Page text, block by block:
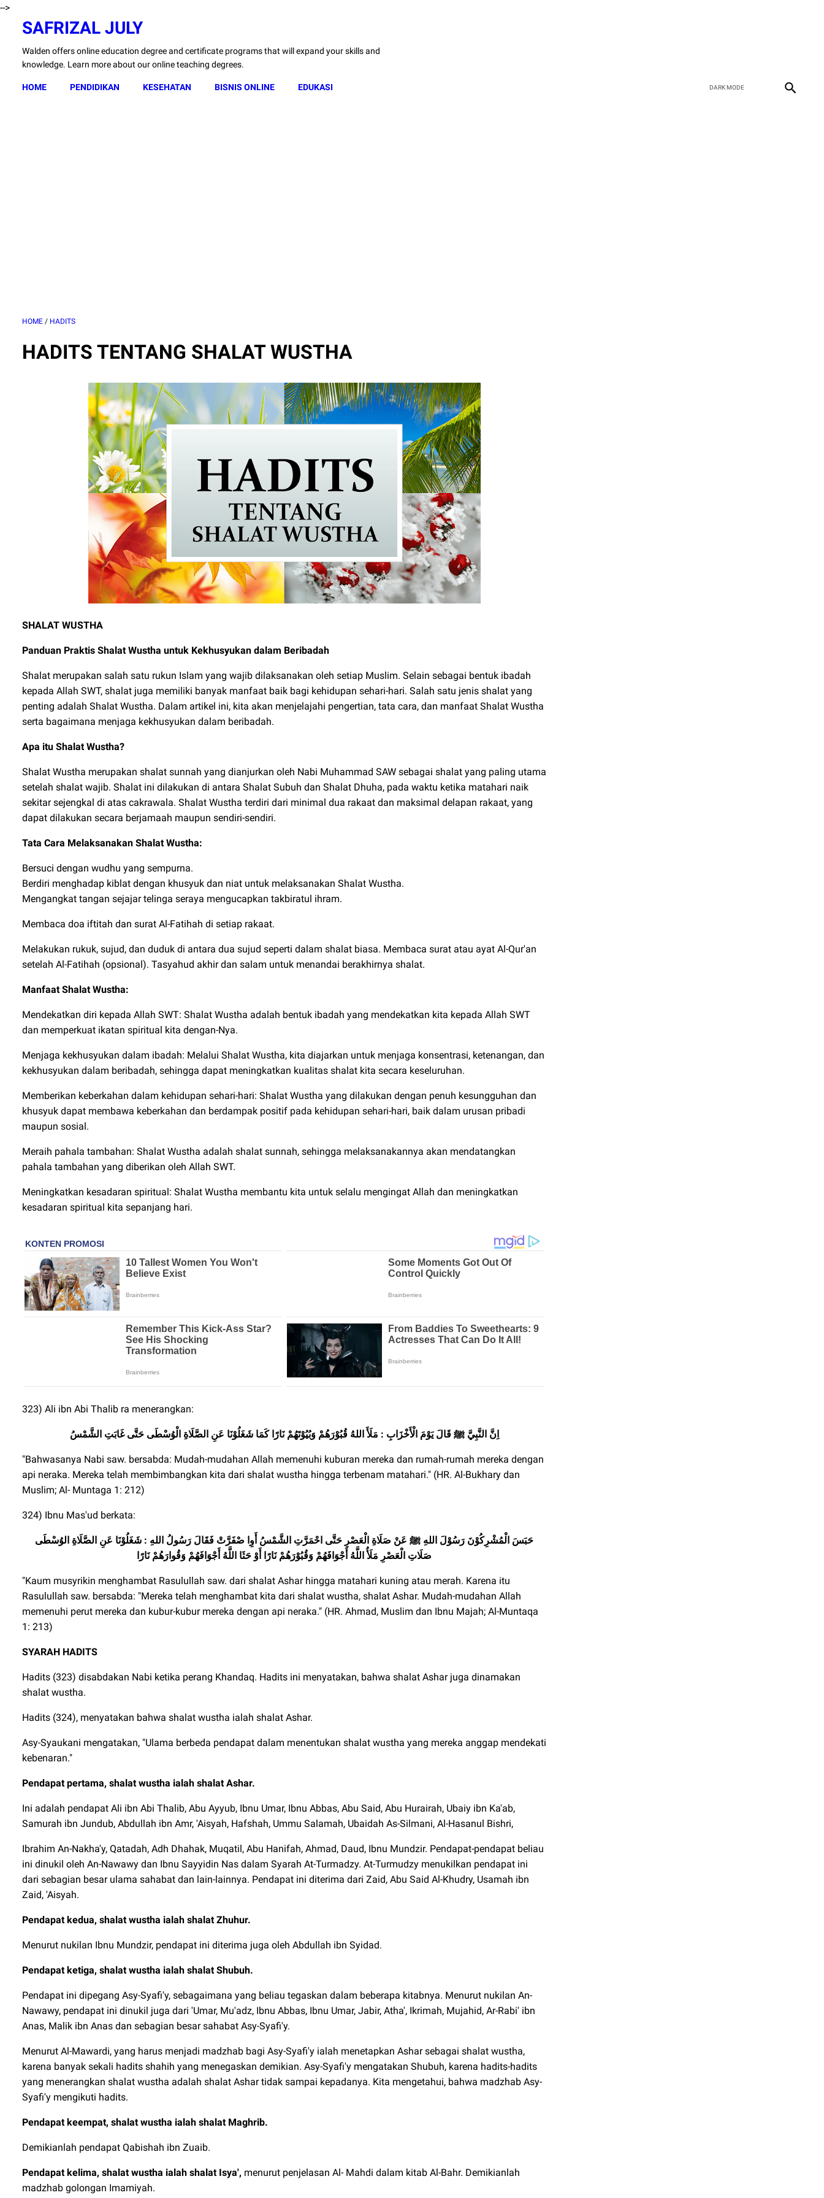
-->
SAFRIZAL JULY
Walden offers online education degree and certificate programs that will expand your skills and
knowledge. Learn more about our online teaching degrees.
HOME PENDIDIKAN KESEHATAN BISNIS ONLINE EDUKASI
HOME / HADITS
HADITS TENTANG SHALAT WUSTHA
SHALAT WUSTHA
Panduan Praktis Shalat Wustha untuk Kekhusyukan dalam Beribadah
Shalat merupakan salah satu rukun Islam yang wajib dilaksanakan oleh setiap Muslim. Selain sebagai bentuk ibadah
kepada Allah SWT, shalat juga memiliki banyak manfaat baik bagi kehidupan sehari-hari. Salah satu jenis shalat yang
penting adalah Shalat Wustha. Dalam artikel ini, kita akan menjelajahi pengertian, tata cara, dan manfaat Shalat Wustha
serta bagaimana menjaga kekhusyukan dalam beribadah.
Apa itu Shalat Wustha?
Shalat Wustha merupakan shalat sunnah yang dianjurkan oleh Nabi Muhammad SAW sebagai shalat yang paling utama
setelah shalat wajib. Shalat ini dilakukan di antara Shalat Subuh dan Shalat Dhuha, pada waktu ketika matahari naik
sekitar sejengkal di atas cakrawala. Shalat Wustha terdiri dari minimal dua rakaat dan maksimal delapan rakaat, yang
dapat dilakukan secara berjamaah maupun sendiri-sendiri.
Tata Cara Melaksanakan Shalat Wustha:
Bersuci dengan wudhu yang sempurna.
Berdiri menghadap kiblat dengan khusyuk dan niat untuk melaksanakan Shalat Wustha.
Mengangkat tangan sejajar telinga seraya mengucapkan takbiratul ihram.
Membaca doa iftitah dan surat Al-Fatihah di setiap rakaat.
Melakukan rukuk, sujud, dan duduk di antara dua sujud seperti dalam shalat biasa. Membaca surat atau ayat Al-Qur'an
setelah Al-Fatihah (opsional). Tasyahud akhir dan salam untuk menandai berakhirnya shalat.
Manfaat Shalat Wustha:
Mendekatkan diri kepada Allah SWT: Shalat Wustha adalah bentuk ibadah yang mendekatkan kita kepada Allah SWT
dan memperkuat ikatan spiritual kita dengan-Nya.
Menjaga kekhusyukan dalam ibadah: Melalui Shalat Wustha, kita diajarkan untuk menjaga konsentrasi, ketenangan, dan
kekhusyukan dalam beribadah, sehingga dapat meningkatkan kualitas shalat kita secara keseluruhan.
Memberikan keberkahan dalam kehidupan sehari-hari: Shalat Wustha yang dilakukan dengan penuh kesungguhan dan
khusyuk dapat membawa keberkahan dan berdampak positif pada kehidupan sehari-hari, baik dalam urusan pribadi
maupun sosial.
Meraih pahala tambahan: Shalat Wustha adalah shalat sunnah, sehingga melaksanakannya akan mendatangkan
pahala tambahan yang diberikan oleh Allah SWT.
Meningkatkan kesadaran spiritual: Shalat Wustha membantu kita untuk selalu mengingat Allah dan meningkatkan
kesadaran spiritual kita sepanjang hari.
323) Ali ibn Abi Thalib ra menerangkan:
اِنَّ النَّبِيَّ ﷺ قَالَ يَوْمَ الْأَخْزَابِ : مَلَأَ اللهُ قُبُوْرَهُمْ وَبُيُوْتَهُمْ نَارًا كَمَا شَغَلُوْنَا عَنِ الصَّلَاةِ الْوُسْطَى حَتَّى غَابَتِ الشَّمْسُ
"Bahwasanya Nabi saw. bersabda: Mudah-mudahan Allah memenuhi kuburan mereka dan rumah-rumah mereka dengan
api neraka. Mereka telah membimbangkan kita dari shalat wustha hingga terbenam matahari." (HR. Al-Bukhary dan
Muslim; Al- Muntaga 1: 212)
324) Ibnu Mas'ud berkata:
حَبَسَ الْمُشْرِكُوْنَ رَسُوْلَ اللهِ ﷺ عَنْ صَلَاةِ الْعَصْرِ حَتَّى احْمَرَّتِ الشَّمْسُ أَوِا صْفَرَّتْ فَقَالَ رَسُولُ اللهِ : شَغَلُوْنَا عَنِ الصَّلَاةِ الوُسْطَى
صَلَاتِ الْعَصْرِ مَلَأُ اللَّهُ أَجْوَافَهُمْ وَقُبُوْرَهُمْ نَارًا أَوْ حَثَا اللَّهُ أَجْوَافَهُمْ وَقُوارَهُمْ نَارًا
"Kaum musyrikin menghambat Rasulullah saw. dari shalat Ashar hingga matahari kuning atau merah. Karena itu
Rasulullah saw. bersabda: "Mereka telah menghambat kita dari shalat wustha, shalat Ashar. Mudah-mudahan Allah
memenuhi perut mereka dan kubur-kubur mereka dengan api neraka." (HR. Ahmad, Muslim dan Ibnu Majah; Al-Muntaqa
1: 213)
SYARAH HADITS
Hadits (323) disabdakan Nabi ketika perang Khandaq. Hadits ini menyatakan, bahwa shalat Ashar juga dinamakan
shalat wustha.
Hadits (324), menyatakan bahwa shalat wustha ialah shalat Ashar.
Asy-Syaukani mengatakan, "Ulama berbeda pendapat dalam menentukan shalat wustha yang mereka anggap mendekati
kebenaran."
Pendapat pertama, shalat wustha ialah shalat Ashar.
Ini adalah pendapat Ali ibn Abi Thalib, Abu Ayyub, Ibnu Umar, Ibnu Abbas, Abu Said, Abu Hurairah, Ubaiy ibn Ka'ab,
Samurah ibn Jundub, Abdullah ibn Amr, 'Aisyah, Hafshah, Ummu Salamah, Ubaidah As-Silmani, Al-Hasanul Bishri,
Ibrahim An-Nakha'y, Qatadah, Adh Dhahak, Muqatil, Abu Hanifah, Ahmad, Daud, Ibnu Mundzir. Pendapat-pendapat beliau
ini dinukil oleh An-Nawawy dan Ibnu Sayyidin Nas dalam Syarah At-Turmadzy. At-Turmudzy menukilkan pendapat ini
dari sebagian besar ulama sahabat dan lain-lainnya. Pendapat ini diterima dari Zaid, Abu Said Al-Khudry, Usamah ibn
Zaid, 'Aisyah.
Pendapat kedua, shalat wustha ialah shalat Zhuhur.
Menurut nukilan Ibnu Mundzir, pendapat ini diterima juga oleh Abdullah ibn Syidad.
Pendapat ketiga, shalat wustha ialah shalat Shubuh.
Pendapat ini dipegang Asy-Syafi'y, sebagaimana yang beliau tegaskan dalam beberapa kitabnya. Menurut nukilan An-
Nawawy, pendapat ini dinukil juga dari 'Umar, Mu'adz, Ibnu Abbas, Ibnu Umar, Jabir, Atha', Ikrimah, Mujahid, Ar-Rabi' ibn
Anas, Malik ibn Anas dan sebagian besar sahabat Asy-Syafi'y.
Menurut Al-Mawardi, yang harus menjadi madzhab bagi Asy-Syafi'y ialah menetapkan Ashar sebagai shalat wustha,
karena banyak sekali hadits shahih yang menegaskan demikian. Asy-Syafi'y mengatakan Shubuh, karena hadits-hadits
yang menerangkan shalat wustha adalah shalat Ashar tidak sampai kepadanya. Kita mengetahui, bahwa madzhab Asy-
Syafi'y mengikuti hadits.
Pendapat keempat, shalat wustha ialah shalat Maghrib.
Demikianlah pendapat Qabishah ibn Zuaib.
Pendapat kelima, shalat wustha ialah shalat Isya', menurut penjelasan Al- Mahdi dalam kitab Al-Bahr. Demikianlah
madzhab golongan Imamiyah.